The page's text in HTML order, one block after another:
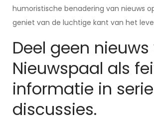
humoristische benadering van nieuws
geniet van de luchtige kant van het
Deel geen
Nieuwspaal als
informatie in
discussies.